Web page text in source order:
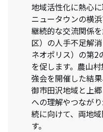
地域活性化に熱⼼
ニュータウンの横
継続的な交流関係
区）の⼈⼿不⾜解
ネオポリス）の第2
を促します。農⼭
強会を開催した結
御市⽥沢地域と上
への理解やつなが
続に向けて、両地
す。